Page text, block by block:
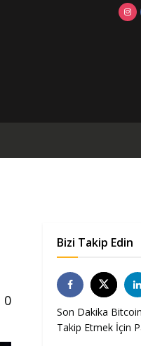
0
Bizi Takip Edin
Son Dakika
Takip Etmek İçin